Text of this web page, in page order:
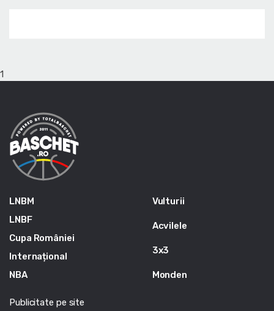
1
LNBM
LNBF
Cupa României
Internațional
NBA
Vulturii
Acvilele
3x3
Monden
Publicitate pe site